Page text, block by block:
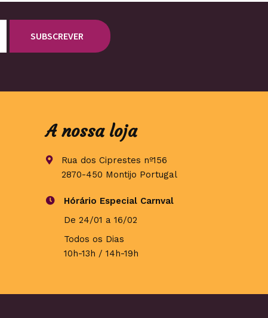
A nossa loja
Rua dos Ciprestes nº156
2870-450 Montijo Portugal
Hórário Especial Carnval
De 24/01 a 16/02
Todos os Dias
10h-13h / 14h-19h